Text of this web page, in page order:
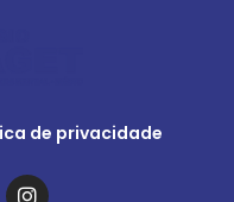
de privacidade